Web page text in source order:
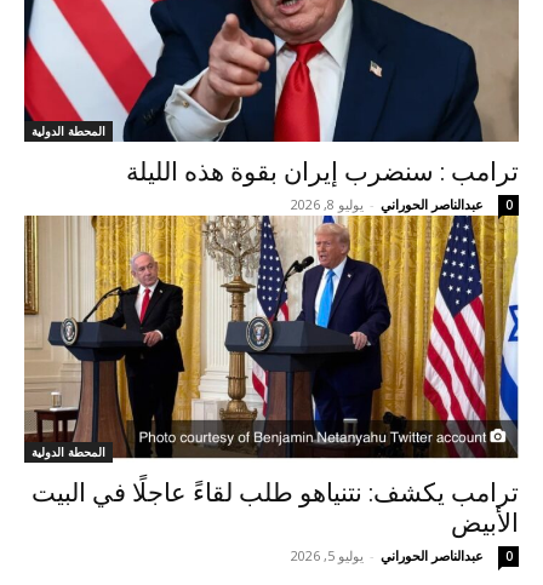
المحطة الدولية
ترامب : سنضرب إيران بقوة هذه الليلة
عبدالناصر الحوراني - يوليو 8, 2026 0
المحطة الدولية
ترامب يكشف: نتنياهو طلب لقاءً عاجلًا في البيت
الأبيض
عبدالناصر الحوراني - يوليو 5, 2026 0